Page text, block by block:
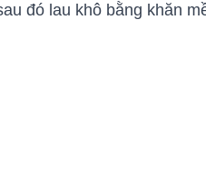
đó lau khô bằng khăn